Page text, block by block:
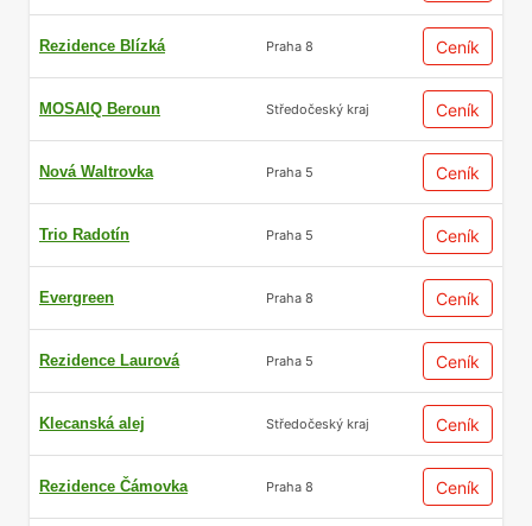
Rezidence Blízká Praha 8 Ceník
MOSAIQ Beroun Středočeský kraj Ceník
Nová Waltrovka Praha 5 Ceník
Trio Radotín Praha 5 Ceník
Evergreen Praha 8 Ceník
Rezidence Laurová Praha 5 Ceník
Klecanská alej Středočeský kraj Ceník
Rezidence Čámovka Praha 8 Ceník